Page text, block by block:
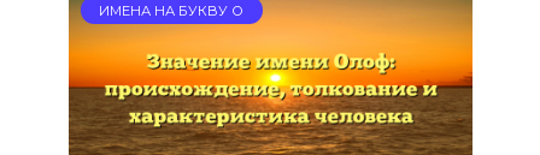
ИМЕНА НА БУКВУ О